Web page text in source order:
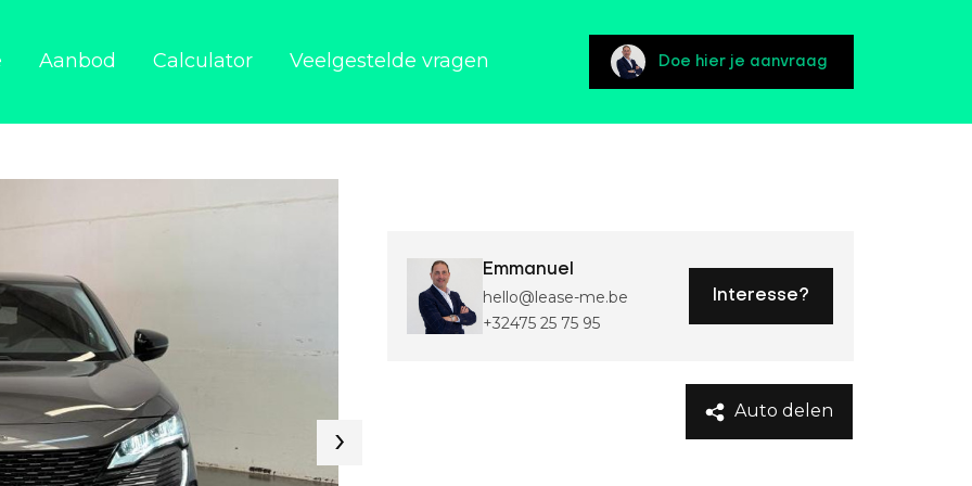
Aanbod Calculator Veelgestelde vragen Doe hier je aanvraag
Emmanuel
hello@lease-me.be
+32475 25 75 95
Interesse?
Auto delen